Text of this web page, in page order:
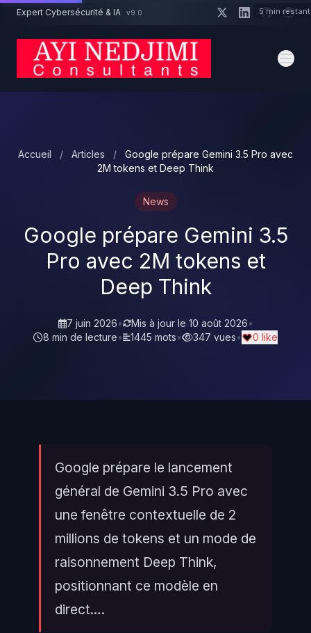
Aller au contenu principal
Expert Cybersécurité & IA v9.0
Accueil / Articles /
Google prépare Gemini 3.5 Pro avec
2M tokens et Deep Think
News
Google prépare Gemini 3.5
Pro avec 2M tokens et
Deep Think
7 juin 2026• Mis à jour le 10 août 2026•
8 min de lecture• 1445 mots• 347 vues• 0 like
Google prépare le lancement
général de Gemini 3.5 Pro avec
une fenêtre contextuelle de 2
millions de tokens et un mode de
raisonnement Deep Think,
positionnant ce modèle en
direct….
Un projet cybersécurité ? 5 min